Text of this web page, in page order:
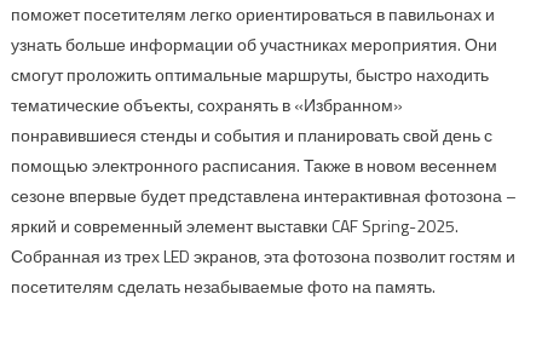
поможет посетителям легко ориентироваться в павильонах и
узнать больше информации об участниках мероприятия. Они
смогут проложить оптимальные маршруты, быстро находить
тематические объекты, сохранять в «Избранном»
понравившиеся стенды и события и планировать свой день с
помощью электронного расписания. Также в новом весеннем
сезоне впервые будет представлена интерактивная фотозона –
яркий и современный элемент выставки CAF Spring-2025.
Собранная из трех LED экранов, эта фотозона позволит гостям и
посетителям сделать незабываемые фото на память.